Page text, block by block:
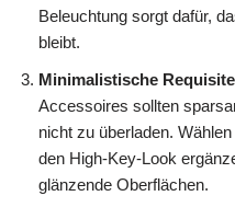
Beleuchtung sorgt dafür,
bleibt.
Minimalistische
Accessoires sollten
nicht zu überladen.
den High-Key-Look
glänzende Oberflächen.